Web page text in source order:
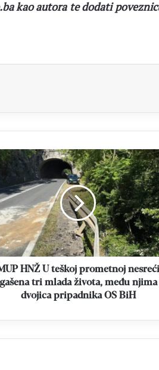
kao autora te dodati
HNŽ U teškoj prometnoj nesreći
tri mlada života, među njima
dvojica pripadnika OS BiH